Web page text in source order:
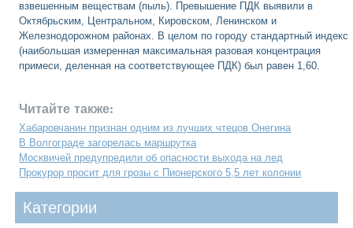
взвешенным веществам (пыль). Превышение ПДК выявили в
Октябрьским, Центральном, Кировском, Ленинском и
Железнодорожном районах. В целом по городу стандартный индекс
(наибольшая измеренная максимальная разовая концентрация
примеси, деленная на соответствующее ПДК) был равен 1,60.
Читайте также:
Хабаровчанин признан одним из лучших чтецов Онегина
В Волгограде загорелась маршрутка
Москвичей предупредили об опасности выхода на лед
Прокурор просит для грозы с Пионерского 5,5 лет колонии
Категοрии